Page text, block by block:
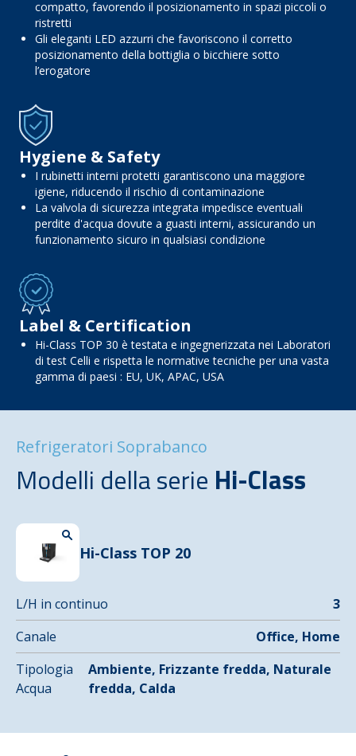
compatto, favorendo il posizionamento in spazi piccoli o
ristretti
Gli eleganti LED azzurri che favoriscono il corretto
posizionamento della bottiglia o bicchiere sotto
l’erogatore
Hygiene & Safety
I rubinetti interni protetti garantiscono una maggiore
igiene, riducendo il rischio di contaminazione
La valvola di sicurezza integrata impedisce eventuali
perdite d'acqua dovute a guasti interni, assicurando un
funzionamento sicuro in qualsiasi condizione
Label & Certification
Hi-Class TOP 30 è testata e ingegnerizzata nei Laboratori
di test Celli e rispetta le normative tecniche per una vasta
gamma di paesi : EU, UK, APAC, USA
Refrigeratori Soprabanco
Modelli della serie Hi-Class
Hi-Class TOP 20
L/H in continuo
3
Canale
Office, Home
Tipologia
Acqua
Ambiente, Frizzante fredda, Naturale
fredda, Calda